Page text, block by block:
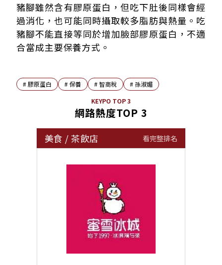
豬腳雖然含有膠原蛋白，但吃下肚後同樣會經
過消化，也可能同時攝取較多脂肪與熱量。吃
豬腳不能直接等同於增加臉部膠原蛋白，不適
合當成主要保養方式。
#膠原蛋白 #保養 #智商稅 #孫淑媚
KEYPO TOP 3
網路熱度TOP 3
美食 / 茶飲店 看完整排名